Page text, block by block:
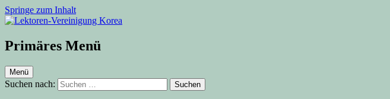
Springe zum Inhalt
Lektoren-Vereinigung Korea
Primäres Menü
Menü
Suchen nach: